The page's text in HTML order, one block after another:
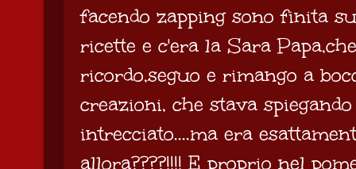
facendo zapping sono finita
ricette e c'era la Sara
ricordo,seguo e rimango a
creazioni, che stava
intrecciato....ma era
allora????!!!! E proprio nel